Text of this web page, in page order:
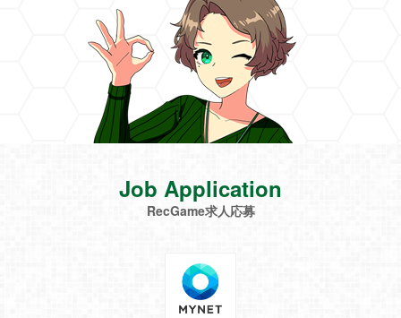
Job Application
RecGame求人応募